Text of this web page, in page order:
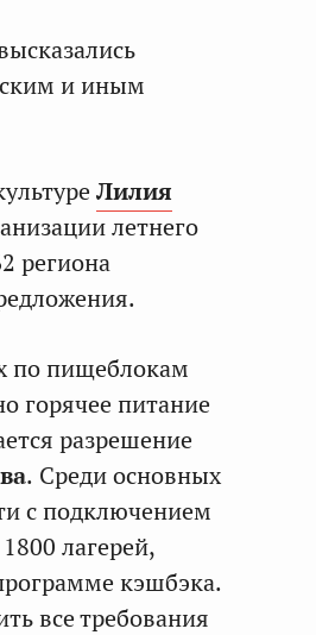
и иным
Лилия
летнего
региона
по пищеблокам
горячее питание
разрешение
. Среди основных
с подключением
лагерей,
кэшбэка.
все требования